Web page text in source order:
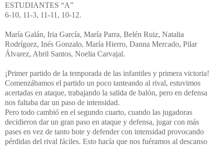
ESTUDIANTES “A”
6-10, 11-3, 11-11, 10-12.
María Galán, Iria García, María Parra, Belén Ruiz, Natalia
Rodríguez, Inés Gonzalo, María Hierro, Danna Mercado, Pilar
Álvarez, Abril Santos, Noelia Carvajal.
¡Primer partido de la temporada de las infantiles y primera victoria!
Comenzábamos el partido un poco tanteando al rival, estuvimos
acertadas en ataque, trabajando la salida de balón, pero en defensa
nos faltaba dar un paso de intensidad.
Pero todo cambió en el segundo cuarto, cuando las jugadoras
decidieron dar un gran paso en ataque y defensa, jugar con más
pases en vez de tanto bote y defender con intensidad provocando
pérdidas del rival fáciles. Esto hacía que nos fuéramos al descanso